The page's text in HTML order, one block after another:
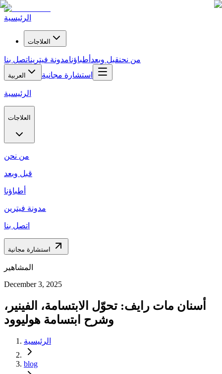
الرئيسية
العلاجات
من نحنقبل وبعد أطباؤنامدونة فيتريناتصل بنا
العربية استشارة مجانية
الرئيسية
العلاجات
من نحن
قبل وبعد
أطباؤنا
مدونة فيترين
اتصل بنا
استشارة مجانية
المشاهير
December 3, 2025
أسنان مات رايف: تحوّل الابتسامة، الفينير،
وشرح ابتسامة هوليوود
الرئيسية
blog